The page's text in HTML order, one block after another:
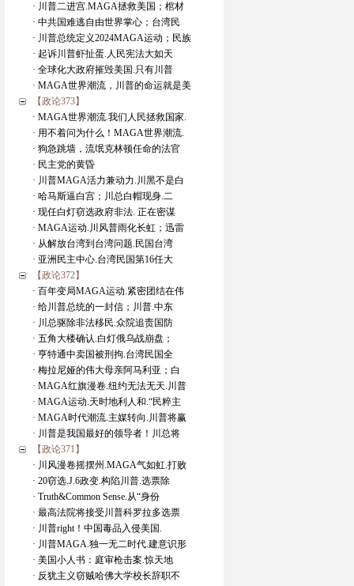
· 川普二进宫.MAGA拯救美国；棺材
· 中共国难逃自由世界掌心；台湾民
· 川普总统定义2024MAGA运动；民族
· 起诉川普虾扯蛋.人民宪法大如天
· 全球化大政府摧毁美国.只有川普
· MAGA世界潮流，川普的命运就是美
【政论373】
· MAGA世界潮流.我们人民拯救国家.
· 用不着问为什么！MAGA世界潮流.
· 狗急跳墙，流氓克林顿任命的法官
· 民主党的黄昏
· 川普MAGA活力兼动力.川黑不是白
· 哈马斯逼白宫；川总白帽现身.二
· 现任白灯窃选政府非法. 正在密谋
· MAGA运动.川风普雨化长虹；迅雷
· 从解放台湾到台湾问题.民国台湾
· 亚洲民主中心.台湾民国第16任大
【政论372】
· 百年变局MAGA运动.紧密团结在伟
· 给川普总统的一封信；川普.中东
· 川总驱除非法移民.众院追责国防
· 五角大楼确认.白灯俄乌战崩盘；
· 亨特通中卖国被刑拘.台湾民国全
· 梅拉尼娅的伟大母亲阿马利亚；白
· MAGA红旗漫卷.纽约无法无天.川普
· MAGA运动.天时地利人和.“民粹主
· MAGA时代潮流.主媒转向.川普将赢
· 川普是我国最好的领导者！川总将
【政论371】
· 川风漫卷摇摆州.MAGA气如虹.打败
· 20窃选.J.6政变.构陷川普.选票除
· Truth&Common Sense.从“身份
· 最高法院将接受川普科罗拉多选票
· 川普right！中国毒品入侵美国.
· 川普MAGA.独一无二时代.建意识形
· 美国小人书：庭审枪击案.惊天地
· 反犹主义窃贼哈佛大学校长辞职不